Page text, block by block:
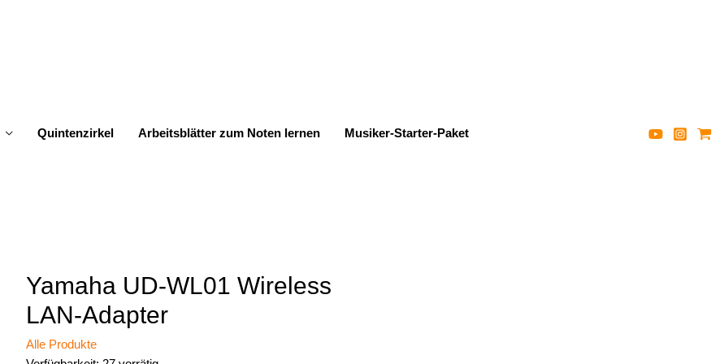
Quintenzirkel Arbeitsblätter zum Noten lernen Musiker-Starter-Paket
Yamaha UD-WL01 Wireless
LAN-Adapter
Alle Produkte